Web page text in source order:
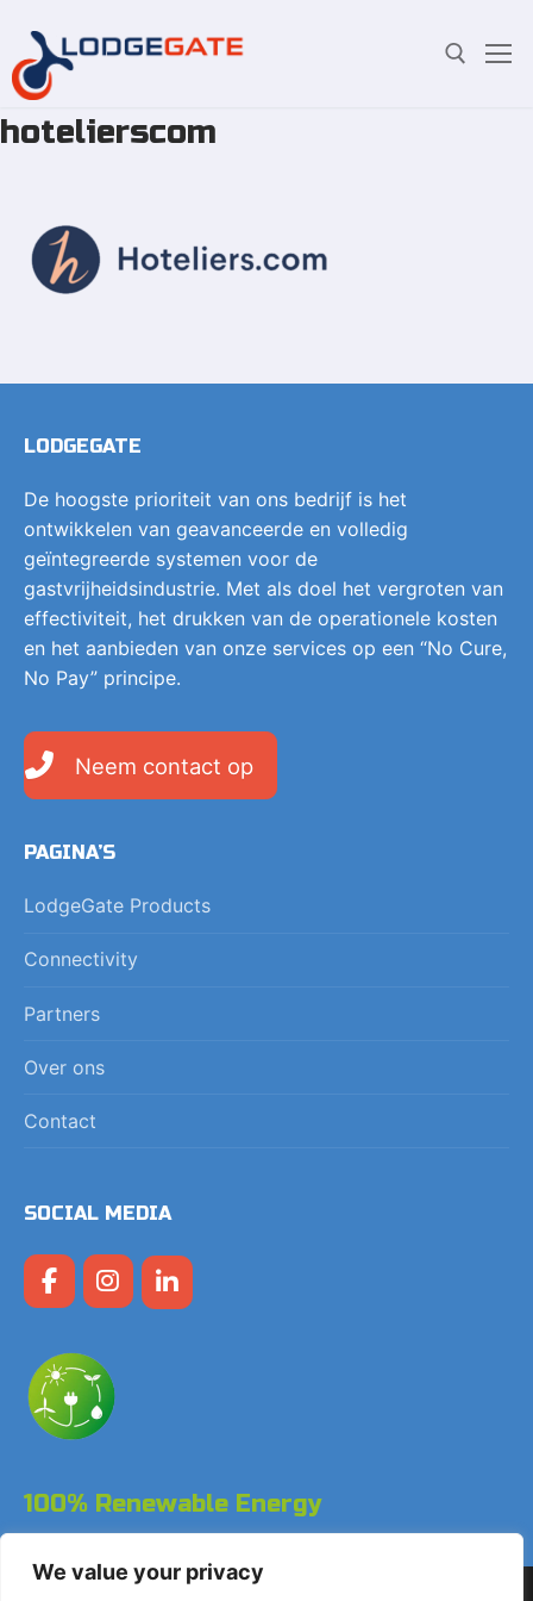
We value your privacy
Overslaan
hotelierscom
LODGEGATE
De hoogste prioriteit van ons bedrijf is het
ontwikkelen van geavanceerde en volledig
geïntegreerde systemen voor de
gastvrijheidsindustrie. Met als doel het vergroten van
effectiviteit, het drukken van de operationele kosten
en het aanbieden van onze services op een “No Cure,
No Pay” principe.
Neem contact op
PAGINA’S
LodgeGate Products
Connectivity
Partners
Over ons
Contact
SOCIAL MEDIA
100% Renewable Energy